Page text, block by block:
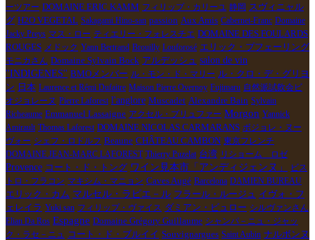
ーツアー DOMAINE ERIC KAMM フィリップ・カリーユ 静岡 スヴィニャル
グ H2O VEGETAL Sakagami Hino-san passion Aux Amis Cabernet-Franc Domaine
Jacky Preys マス・ロー ティエリー・フォレスチエ DOMAINE DES FOULARDS
ROUGES メドック Yann Bertrand Brouilly Louforosé エリック・プフェーリング
モニカさん Domaine Sylvain Bock アルデッシュ salon de vin
''INDIGENES'' BMOメンバー ル・モン・ド・マリー ル・クロ・デ・グリヨ
ン 日本 Laurence et Rémi Dufaitre Maison Pierre Overnoy Fujimaru 自然派試飲会ビ
オジョレーヌ Pierre Laforest l'anglore Muscadet Alexandre Bain Sylvain
Richeaume Emmanuel Lassaigne アクセル・プリュファー Morgon Yannick
Amirault Thomas Laforest DOMAINE NICOLAS CARMARANS ボジョレ・ヌー
ヴォー シェフ・ロドルフ Beaune CHÂTEAU CAMBON 東京フレンチ
DOMAINE JEAN-MARC LAFOREST Thierry Puzelat 台湾 リショーム ロゼ
Provence コート・ド・トング ワイン見本市「アンディジェンヌ」
ビス
トロ・フラコン マキシム・マニョン Caves Augé Barcelona DAMIEN BUREAU
エリック・カム マルセル・ラピエ－ル フラール・ルージュ
イヴォ・フ
ェレイラ Yuki san フィリップ・ヴァイス ダミアン・ビュロー シルヴァンさん
Elian Da Ros Espagne Domaine Grégory Guillaume シャンパ－ニュ・ジャッ
ク・ラセ－ニュ
コート・ド・ブルイイ Souvignargues Saint Aubin ナルボンヌ